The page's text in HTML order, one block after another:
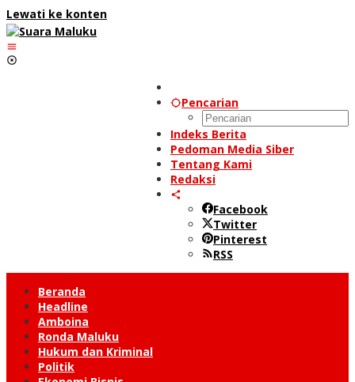
Lewati ke konten
Pencarian
Indeks Berita
Pedoman Media Siber
Tentang Kami
Redaksi
Facebook
Twitter
Pinterest
RSS
Beranda
Headline
Amboina
Ronda Maluku
Hukum dan Kriminal
Politik